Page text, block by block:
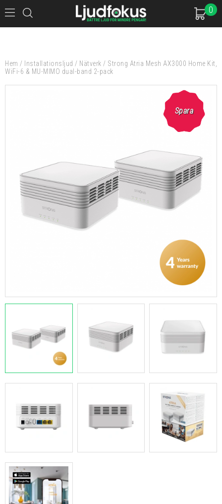
0
Hem / Installationsljud / Nätverk / Strong Atria Mesh AX3000 Home Kit,
WiFi-6 & MU-MIMO dual-band 2-pack
Spara